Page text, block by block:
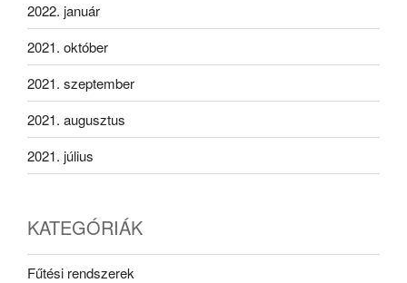
2022. január
2021. október
2021. szeptember
2021. augusztus
2021. július
KATEGÓRIÁK
Fűtési rendszerek